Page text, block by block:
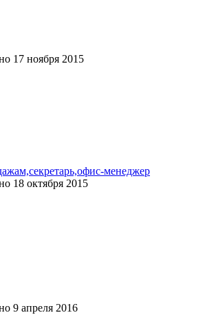
17 ноября 2015
менеджер
18 октября 2015
9 апреля 2016